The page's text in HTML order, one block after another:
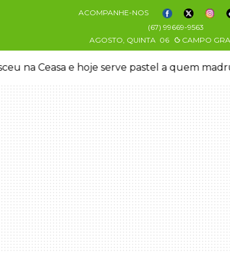
ACOMPANHE-NOS
(67) 99669-9563
AGOSTO, QUINTA 06 CAMPO
na Ceasa e hoje serve pastel a quem